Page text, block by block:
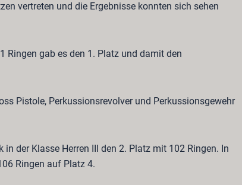
vertreten und die Ergebnisse konnten sich sehen
Ringen gab es den 1. Platz und damit den
Pistole, Perkussionsrevolver und Perkussionsgewehr
der Klasse Herren III den 2. Platz mit 102 Ringen. In
Ringen auf Platz 4.